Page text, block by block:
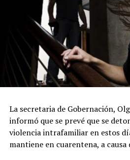
La secretaria de Gobernación,
informó que se prevé que se
violencia intrafamiliar en estos
mantiene en cuarentena, a causa